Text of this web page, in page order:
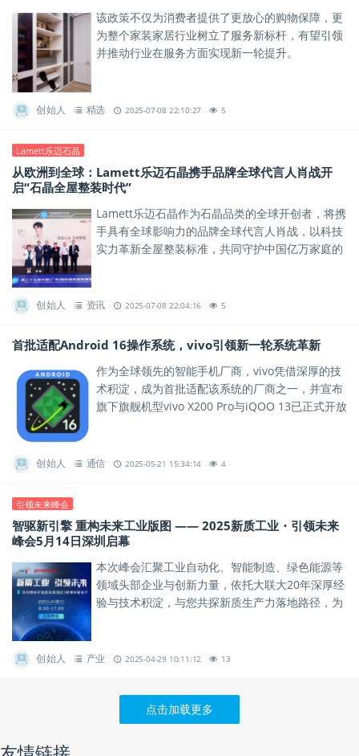
该政策不仅为消费者提供了更放心的购物保障，更
为整个家装家居行业树立了服务新标杆，有望引领
并推动行业在服务方面实现新一轮提升。
创始人 精选 2025-07-08 22:10:27 5
Lamett乐迈石晶
从欧洲到全球：Lamett乐迈石晶携手品牌全球代言人肖战开
启“石晶全屋整装时代”
Lamett乐迈石晶作为石晶品类的全球开创者，将携
手具有全球影响力的品牌全球代言人肖战，以科技
实力革新全屋整装标准，共同守护中国亿万家庭的
创始人 资讯 2025-07-08 22:04:16 5
首批适配Android 16操作系统，vivo引领新一轮系统革新
作为全球领先的智能手机厂商，vivo凭借深厚的技
术积淀，成为首批适配该系统的厂商之一，并宣布
旗下旗舰机型vivo X200 Pro与iQOO 13已正式开放
创始人 通信 2025-05-21 15:34:14 4
引领未来峰会
智驱新引擎 重构未来工业版图 —— 2025新质工业・引领未来
峰会5月14日深圳启幕
本次峰会汇聚工业自动化、智能制造、绿色能源等
领域头部企业与创新力量，依托大联大20年深厚经
验与技术积淀，与您共探新质生产力落地路径，为
创始人 产业 2025-04-29 10:11:12 13
点击加载更多